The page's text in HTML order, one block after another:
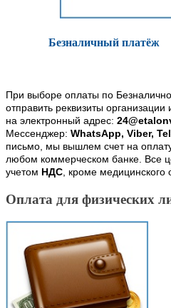
Безналичный платёж
При выборе оплаты по
отправить реквизиты
на электронный адрес:
Мессенджер: WhatsApp, Viber,
письмо, мы вышлем счет на
любом коммерческом банке. Все
учетом НДС, кроме медицинского
Оплата для физических